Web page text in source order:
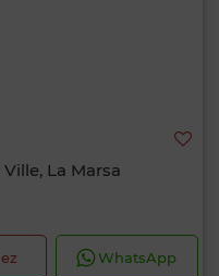
La Marsa
WhatsApp